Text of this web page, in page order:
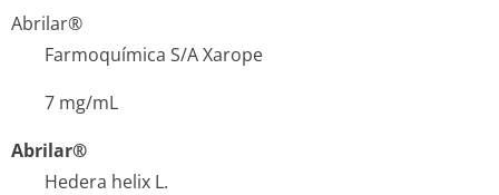
Abrilar®
Farmoquímica S/A Xarope
7 mg/mL
Abrilar®
Hedera helix L.